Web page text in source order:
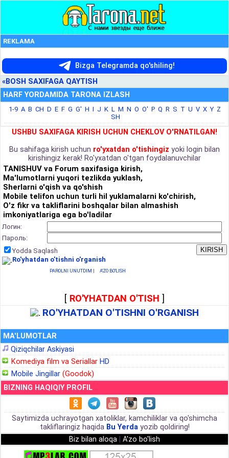
REKLAMA
Bizga Telegramda qo'shiling!
«BOSH SAXIFAGA QAYTISH
HARF YORDAMIDA TARONA IZLASH
1-9 A B CH D E F G G' H I J K L M N O O' P Q R S T U V X Y Z
SH
USHBU SAXIFAGA KIRISH UCHUN CHEKLOV O'RNATILGAN!
Bu sahifaga kirish uchun ro'yxatdan o'tishingiz yoki login bilan
kirishingiz kerak! Ro'yxatdan o'tgan foydalanuvchilar
TANISHUV va Forum saxifasiga kirish,
Ma'lumotlarni yuqori tezlikda yuklash,
Sherlarni o'qish va qo'shish
Mobile telifon uchun turli hil yuklamalarni ko'chirish,
O'z fikr va takliflarini boshqalar bilan almashish
imkoniyatlariga ega bo'ladilar
Логин:
Пароль:
Yodda Saqlash
Ro'yhatdan o'tishni o'rganish
PAROLNI UNUTDIM | A'ZO BO'LISH
[ RO'YHATDAN O'TISH ]
RO'YHATDAN O'TISHNI O'RGANISH
MA'LUMOTLAR
Qiziqchilar Askiyasi
Komediya film va Seriallar HD
Mobile Jingillar (Goodok)
BIZNING HAQIQIY PROFIL
Saytimizda uchrayotgan xatoliklar, kamchiliklar va qo'shimcha
takliflaringiz haqida Bu Yerdayozib qoldiring!
Biz bilan aloqa
A'zo bo'lish